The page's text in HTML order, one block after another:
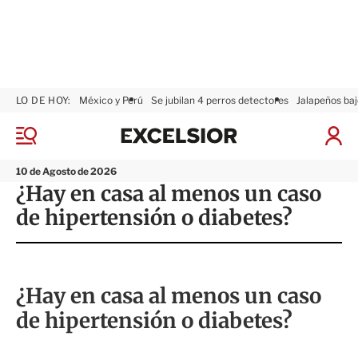
M
n
ú
10 de Agosto de 2026
LO DE HOY: México y Perú Se jubilan 4 perros detectores Jalapeños
I
S
x
l
s
i
r
¿Hay en casa al menos un caso
de hipertensión o diabetes?
¿Hay en casa al menos un caso
de hipertensión o diabetes?